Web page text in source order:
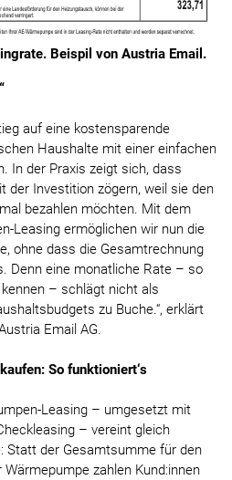
Beispil von Austria Email.
auf eine kostensparende
Haushalte mit einer einfachen
In der Praxis zeigt sich, dass
der Investition zögern, weil sie den
bezahlen möchten. Mit dem
Leasing ermöglichen wir nun die
ohne dass die Gesamtrechnung
Denn eine monatliche Rate – so
– schlägt nicht als
zu Buche.“, erklärt
Email AG.
So funktioniert‘s
Leasing – umgesetzt mit
– vereint gleich
Statt der Gesamtsumme für den
zahlen Kund:innen